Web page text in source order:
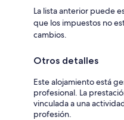
La lista anterior puede
que los impuestos no
cambios.
Otros detalles
Este alojamiento está
profesional. La
vinculada a una
profesión.